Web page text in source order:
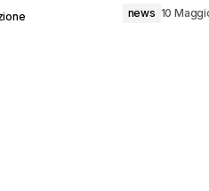
news 10